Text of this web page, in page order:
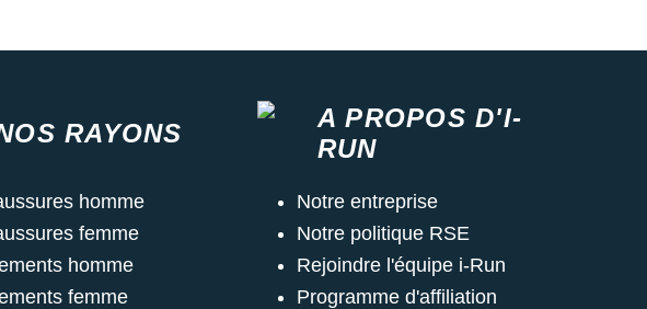
RAYONS
homme
femme
homme
femme
A PROPOS D'I-
RUN
Notre entreprise
Notre politique RSE
Rejoindre l'équipe i-Run
Programme d'affiliation